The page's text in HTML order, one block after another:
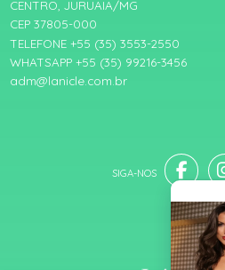
CENTRO, JURUAIA/MG
CEP 37805-000
TELEFONE +55 (35) 3553-2550
WHATSAPP +55 (35) 99216-3456
adm@lanicle.com.br